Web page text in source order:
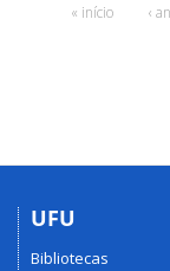
« início ‹
UFU
Bibliotecas